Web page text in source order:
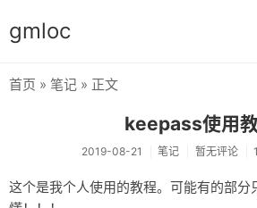
gmloc
笔记
首页 » 笔记 » 正文
keepass使用
2019-08-21 笔记 暂无评论
这个是我个人使用的教程。可能有的部分